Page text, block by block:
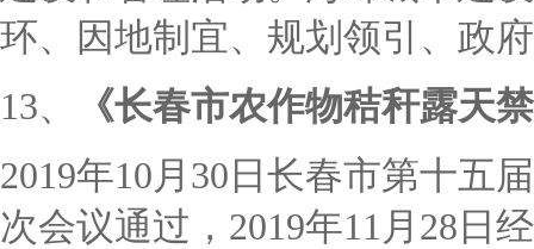
环、因地制宜、规划 领引、政
13、
《长春市农作物秸秆露天
2019年10月30日长春市第十五
次会议通过，2019年11月28日